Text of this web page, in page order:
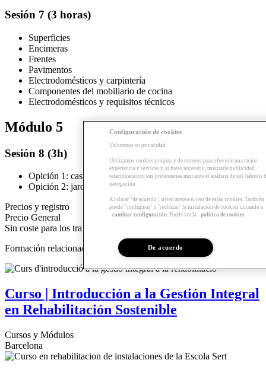
Sesión 7 (3 horas)
Superficies
Encimeras
Frentes
Pavimentos
Electrodomésticos y carpintería
Componentes del mobiliario de cocina
Electrodomésticos y requisitos técnicos
Módulo 5
Sesión 8 (3h)
Opición 1: casos reales de los alumnos para resolver
Opición 2: jardín y exteriores (3 horas)
Precios y registro
Precio General
Sin coste para los trabajadores de Escola Sert
Formación relacionada
Curso | Introducción a la Gestión Integral
en Rehabilitación Sostenible
Cursos y Módulos
Barcelona
Configuración de cookies
Valoramos su privacidad
Utilizamos cookies propias y de terceros para ofrecerle una mejor
experiencia y servicio y, si fuese necesario, mostrarle publicidad
relacionada con sus preferencias mediante el análisis de sus hábitos
navegación.
Al clicar "de acuerdo", usted acepta el uso de estas cookies. También
puede "configurar" o "rechazar" la instalación de cookies clicando a
cambiar configuración. Puede ver la política de cookies
De acuerdo